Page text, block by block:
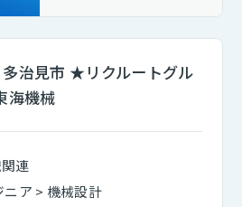
治見市 ★リクルートグル
海機械
連
ニア > 機械設計